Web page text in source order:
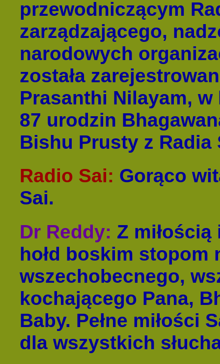
przewodniczącym
zarządzającego,
narodowych
została
Prasanthi Nilayam,
87 urodzin
Bishu Prusty z Radia
Radio Sai: Gorąco
Sai.
Dr Reddy: Z
hołd boskim stopom
wszechobecnego,
kochającego Pana,
Baby. Pełne miłości
dla wszystkich